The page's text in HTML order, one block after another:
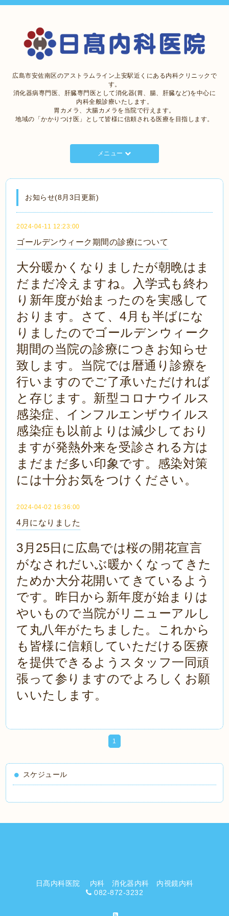
広島市安佐南区のアストラムライン上安駅近くにある内科クリニックで
す。
消化器病専門医、肝臓専門医として消化器(胃、腸、肝臓など)を中心に
内科全般診療いたします。
胃カメラ、大腸カメラを当院で行えます。
地域の「かかりつけ医」として皆様に信頼される医療を目指します。
メニュー
お知らせ(8月3日更新)
2024-04-11 12:23:00
ゴールデンウィーク期間の診療について
大分暖かくなりましたが朝晩はま
だまだ冷えますね。入学式も終わ
り新年度が始まったのを実感して
おります。さて、4月も半ばにな
りましたのでゴールデンウィーク
期間の当院の診療につきお知らせ
致します。当院では暦通り診療を
行いますのでご了承いただければ
と存じます。新型コロナウイルス
感染症、インフルエンザウイルス
感染症も以前よりは減少しており
ますが発熱外来を受診される方は
まだまだ多い印象です。感染対策
には十分お気をつけください。
2024-04-02 16:36:00
4月になりました
3月25日に広島では桜の開花宣言
がなされだいぶ暖かくなってきた
ためか大分花開いてきているよう
です。昨日から新年度が始まりは
やいもので当院がリニューアルし
て丸八年がたちました。これから
も皆様に信頼していただける医療
を提供できるようスタッフ一同頑
張って参りますのでよろしくお願
いいたします。
1
スケジュール
日髙内科医院 内科 消化器内科 内視鏡内科
082-872-3232